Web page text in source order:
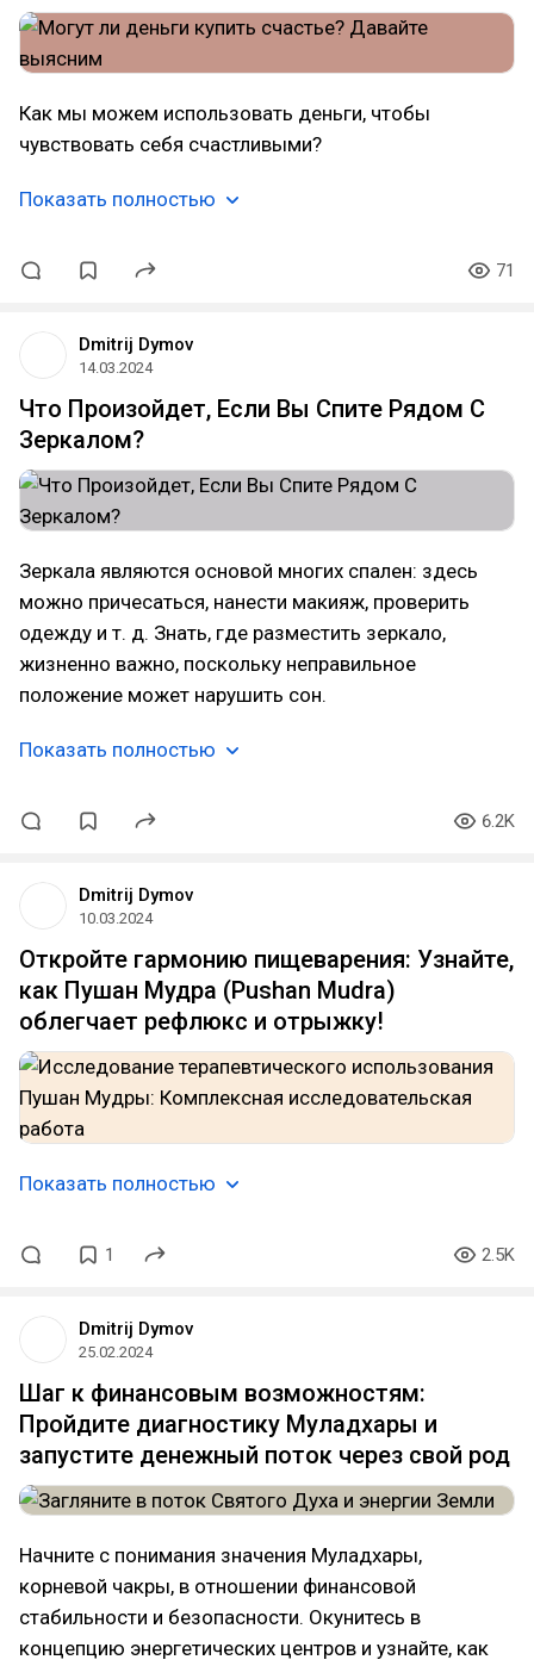
Как мы можем использовать деньги, чтобы
чувствовать себя счастливыми?
Показать полностью
71
Dmitrij Dymov
14.03.2024
Что Произойдет, Если Вы Спите Рядом С
Зеркалом?
Зеркала являются основой многих спален: здесь
можно причесаться, нанести макияж, проверить
одежду и т. д. Знать, где разместить зеркало,
жизненно важно, поскольку неправильное
положение может нарушить сон.
Показать полностью
6.2K
Dmitrij Dymov
10.03.2024
Откройте гармонию пищеварения: Узнайте,
как Пушан Мудра (Pushan Mudra)
облегчает рефлюкс и отрыжку!
Показать полностью
1 2.5K
Dmitrij Dymov
25.02.2024
Шаг к финансовым возможностям:
Пройдите диагностику Муладхары и
запустите денежный поток через свой род
Начните с понимания значения Муладхары,
корневой чакры, в отношении финансовой
стабильности и безопасности. Окунитесь в
концепцию энергетических центров и узнайте, как